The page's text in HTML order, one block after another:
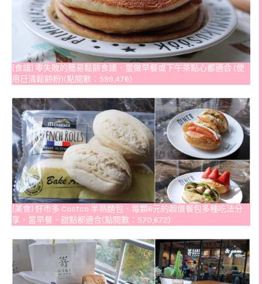
[食譜] 零失敗的簡易鬆餅食譜．當做早餐或下午茶點心都適合 (使
用日清鬆餅粉)(點閱數：599,476)
[美食] 好市多 Costco 半熟麵包．每顆6元的超值餐包多種吃法分
享，當早餐、甜點都適合(點閱數：570,672)